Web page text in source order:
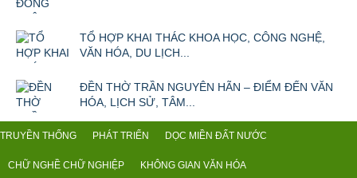
TỔ HỢP KHAI THÁC KHOA HỌC, CÔNG NGHỆ,
VĂN HÓA, DU LỊCH...
ĐỀN THỜ TRẦN NGUYÊN HÃN – ĐIỂM ĐẾN VĂN
HÓA, LỊCH SỬ, TÂM...
TRUYỀN THỐNG PHÁT TRIỂN DỌC MIỀN ĐẤT NƯỚC
CHỮ NGHỀ CHỮ NGHIỆP KHÔNG GIAN VĂN HÓA